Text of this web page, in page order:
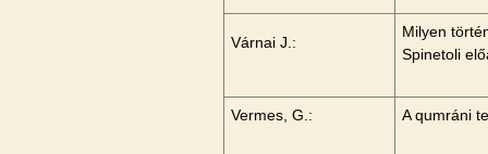
Várnai J.:
Milyen
Spinetoli
Vermes, G.: A qumráni